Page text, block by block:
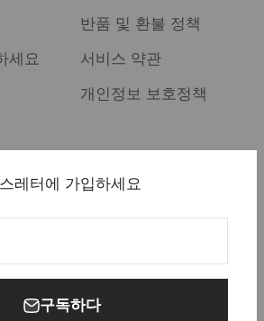
레터에 가입하세요
구독하다
세요
반품 및 환불 정책
서비스 약관
개인정보 보호정책
Powered by Shopify